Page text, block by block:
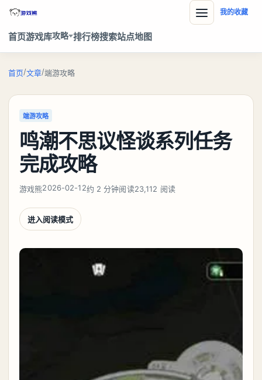
首页游戏库攻略 排行榜搜索站点地图
我的收藏
首页/文章/端游攻略
端游攻略
鸣潮不思议怪谈系列任务
完成攻略
游戏熊2026-02-12约 2 分钟阅读23,112 阅读
进入阅读模式